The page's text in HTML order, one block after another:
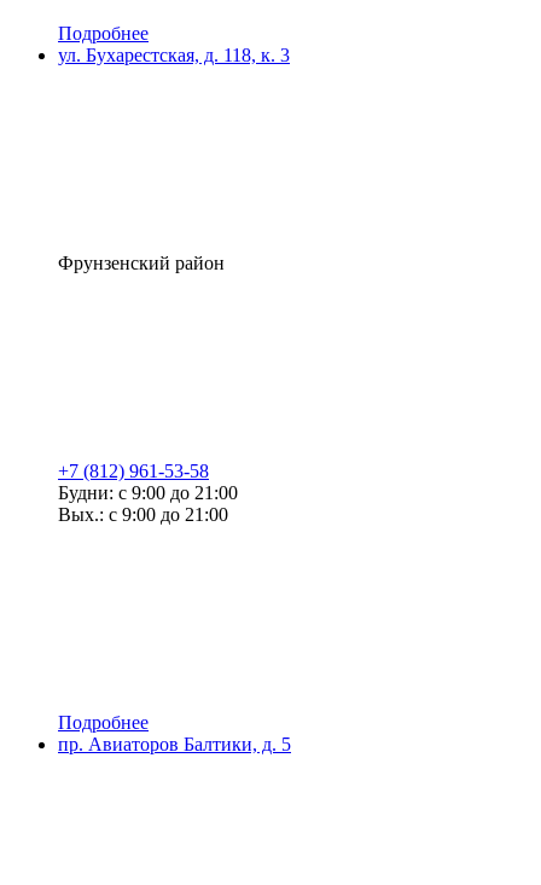
Подробнее
ул. Бухарестская, д. 118, к. 3
Фрунзенский район
+7 (812) 961-53-58
Будни: с 9:00 до 21:00
Вых.: с 9:00 до 21:00
Подробнее
пр. Авиаторов Балтики, д. 5